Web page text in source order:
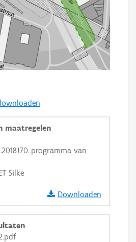
maatregelen
van
Silke
Downloaden